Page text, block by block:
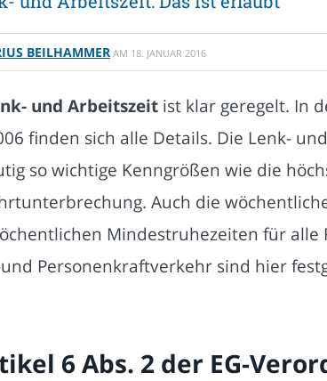
BEILHAMMER AM 18. JANUAR 2016
und Arbeitszeit ist klar geregelt. In
finden sich alle Details. Die Lenk-
so wichtige Kenngrößen wie die
Auch die
Mindestruhezeiten für alle
Personenkraftverkehr sind hier
6 Abs. 2 der EG-